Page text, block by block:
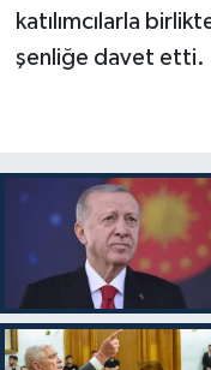
katılımcılarla
şenliğe davet etti.